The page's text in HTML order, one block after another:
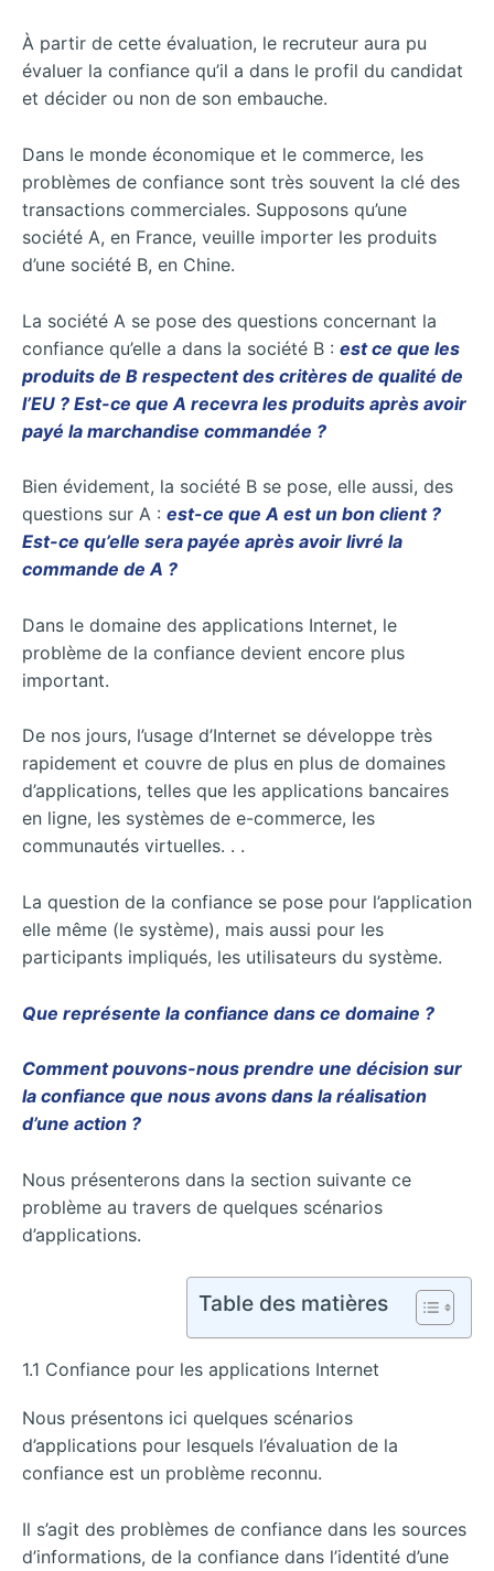
À partir de cette évaluation, le recruteur aura pu
évaluer la confiance qu’il a dans le profil du candidat
et décider ou non de son embauche.
Dans le monde économique et le commerce, les
problèmes de confiance sont très souvent la clé des
transactions commerciales. Supposons qu’une
société A, en France, veuille importer les produits
d’une société B, en Chine.
La société A se pose des questions concernant la
confiance qu’elle a dans la société B : est ce que les
produits de B respectent des critères de qualité de
l’EU ? Est-ce que A recevra les produits après avoir
payé la marchandise commandée ?
Bien évidement, la société B se pose, elle aussi, des
questions sur A : est-ce que A est un bon client ?
Est-ce qu’elle sera payée après avoir livré la
commande de A ?
Dans le domaine des applications Internet, le
problème de la confiance devient encore plus
important.
De nos jours, l’usage d’Internet se développe très
rapidement et couvre de plus en plus de domaines
d’applications, telles que les applications bancaires
en ligne, les systèmes de e-commerce, les
communautés virtuelles. . .
La question de la confiance se pose pour l’application
elle même (le système), mais aussi pour les
participants impliqués, les utilisateurs du système.
Que représente la confiance dans ce domaine ?
Comment pouvons-nous prendre une décision sur
la confiance que nous avons dans la réalisation
d’une action ?
Nous présenterons dans la section suivante ce
problème au travers de quelques scénarios
d’applications.
Table des matières
1.1 Confiance pour les applications Internet
Nous présentons ici quelques scénarios
d’applications pour lesquels l’évaluation de la
confiance est un problème reconnu.
Il s’agit des problèmes de confiance dans les sources
d’informations, de la confiance dans l’identité d’une